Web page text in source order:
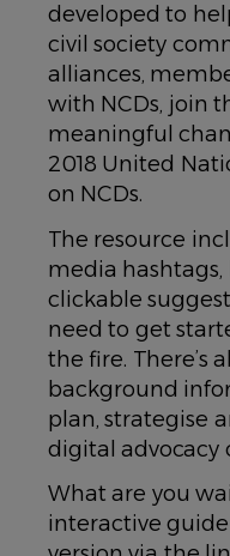
developed to
civil society
alliances,
with NCDs, join
meaningful
2018 United
on NCDs.
The resource
media hashtags,
clickable
need to get
the fire. There’s
background
plan, strategise
digital advocacy
What are you
interactive guide